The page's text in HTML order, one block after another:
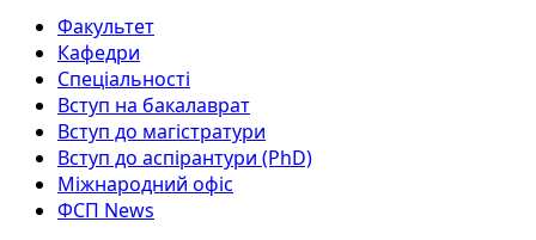
Факультет
Кафедри
Спеціальності
Вступ на бакалаврат
Вступ до магістратури
Вступ до аспірантури (PhD)
Міжнародний офіс
ФСП News